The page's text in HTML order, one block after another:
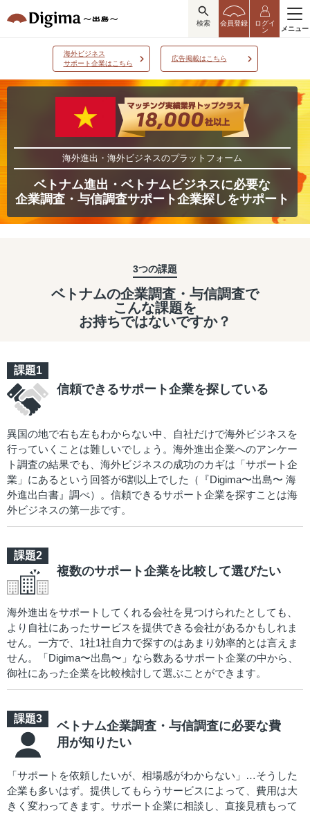
検索 会員登録
ログイ
ン
メニュー
海外ビジネス
サポート企業はこちら
広告掲載はこちら
海外進出・海外ビジネスのプラットフォーム
ベトナム進出・ベトナムビジネスに必要な
企業調査・与信調査サポート企業探しをサポート
3つの課題
ベトナムの企業調査・与信調査で
こんな課題を
お持ちではないですか？
信頼できるサポート企業を探している
異国の地で右も左もわからない中、自社だけで海外ビジネスを
行っていくことは難しいでしょう。海外進出企業へのアンケー
ト調査の結果でも、海外ビジネスの成功のカギは「サポート企
業」にあるという回答が6割以上でした（『Digima〜出島〜 海
外進出白書』調べ）。信頼できるサポート企業を探すことは海
外ビジネスの第一歩です。
複数のサポート企業を比較して選びたい
海外進出をサポートしてくれる会社を見つけられたとしても、
より自社にあったサービスを提供できる会社があるかもしれま
せん。一方で、1社1社自力で探すのはあまり効率的とは言えま
せん。「Digima〜出島〜」なら数あるサポート企業の中から、
御社にあった企業を比較検討して選ぶことができます。
ベトナム企業調査・与信調査に必要な費
用が知りたい
「サポートを依頼したいが、相場感がわからない」…そうした
企業も多いはず。提供してもらうサービスによって、費用は大
きく変わってきます。サポート企業に相談し、直接見積もって